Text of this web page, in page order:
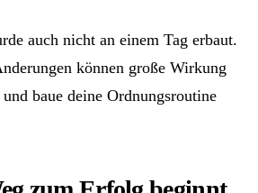
auch nicht an einem Tag erbaut.
können große Wirkung
baue deine Ordnungsroutine